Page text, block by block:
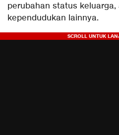
perubahan status
kependudukan lainnya.